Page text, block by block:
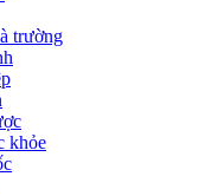
trường
khỏe